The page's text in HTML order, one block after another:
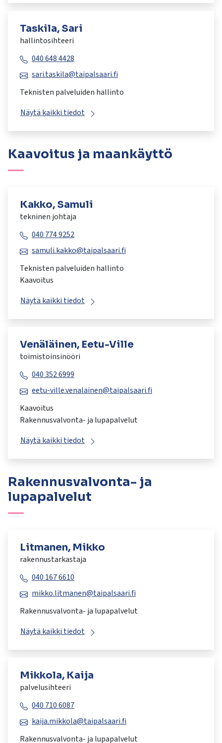
Taskila, Sari
hallintosihteeri
040 648 4428
sari.taskila@taipalsaari.fi
Teknisten palveluiden hallinto
Näytä kaikki tiedot
Kaavoitus ja maankäyttö
Kakko, Samuli
tekninen johtaja
040 774 9252
samuli.kakko@taipalsaari.fi
Teknisten palveluiden hallinto
Kaavoitus
Näytä kaikki tiedot
Venäläinen, Eetu-Ville
toimistoinsinööri
040 352 6999
eetu-ville.venalainen@taipalsaari.fi
Kaavoitus
Rakennusvalvonta- ja lupapalvelut
Näytä kaikki tiedot
Rakennusvalvonta- ja
lupapalvelut
Litmanen, Mikko
rakennustarkastaja
040 167 6610
mikko.litmanen@taipalsaari.fi
Rakennusvalvonta- ja lupapalvelut
Näytä kaikki tiedot
Mikkola, Kaija
palvelusihteeri
040 710 6087
kaija.mikkola@taipalsaari.fi
Rakennusvalvonta- ja lupapalvelut